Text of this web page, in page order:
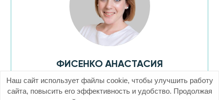
ФИСЕНКО АНАСТАСИЯ
МАКСИМОВНА
Врач акушер-гинеколог, кандидат
Наш сайт использует файлы cookie, чтобы улучшить работу
сайта, повысить его эффективность и удобство. Продолжая